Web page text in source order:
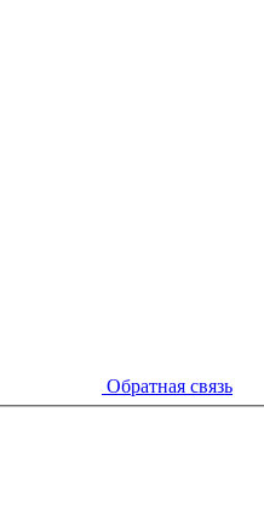
Обратная связь